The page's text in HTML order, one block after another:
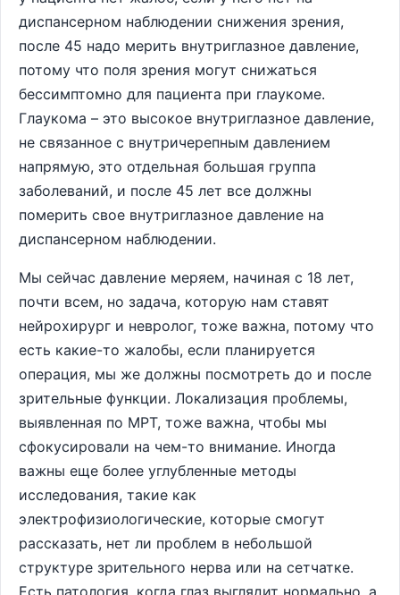
диспансерном наблюдении снижения зрения,
после 45 надо мерить внутриглазное давление,
потому что поля зрения могут снижаться
бессимптомно для пациента при глаукоме.
Глаукома – это высокое внутриглазное давление,
не связанное с внутричерепным давлением
напрямую, это отдельная большая группа
заболеваний, и после 45 лет все должны
померить свое внутриглазное давление на
диспансерном наблюдении.
Мы сейчас давление меряем, начиная с 18 лет,
почти всем, но задача, которую нам ставят
нейрохирург и невролог, тоже важна, потому что
есть какие-то жалобы, если планируется
операция, мы же должны посмотреть до и после
зрительные функции. Локализация проблемы,
выявленная по МРТ, тоже важна, чтобы мы
сфокусировали на чем-то внимание. Иногда
важны еще более углубленные методы
исследования, такие как
электрофизиологические, которые смогут
рассказать, нет ли проблем в небольшой
структуре зрительного нерва или на сетчатке.
Есть патология, когда глаз выглядит нормально, а